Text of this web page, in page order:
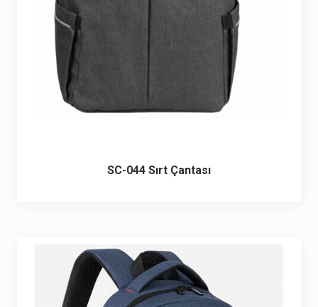
SC-044 Sırt Çantası